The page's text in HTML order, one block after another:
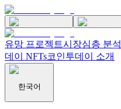
유망 프로젝트시장심층 분석
데이 NFTs코인투데이 소개
한국어